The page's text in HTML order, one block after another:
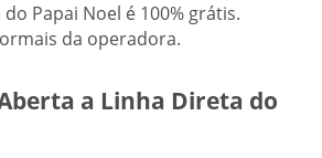
Papai Noel é 100% grátis.
da operadora.
a Linha Direta do